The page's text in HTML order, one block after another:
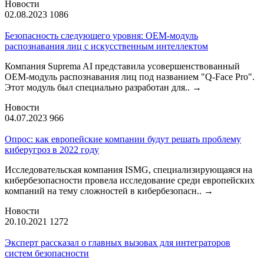
Новости
02.08.2023 1086
Безопасность следующего уровня: OEM-модуль
распознавания лиц с искусственным интеллектом
Компания Suprema AI представила усовершенствованный
OEM-модуль распознавания лиц под названием "Q-Face Pro".
Этот модуль был специально разработан для.. →
Новости
04.07.2023 966
Опрос: как европейские компании будут решать проблему
киберугроз в 2022 году
Исследовательская компания ISMG, специализирующаяся на
кибербезопасности провела исследование среди европейских
компаний на тему сложностей в кибербезопасн.. →
Новости
20.10.2021 1272
Эксперт рассказал о главных вызовах для интеграторов
систем безопасности